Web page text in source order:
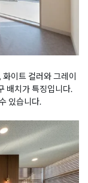
이트 컬러와 그레이
배치가 특징입니다.
있습니다.